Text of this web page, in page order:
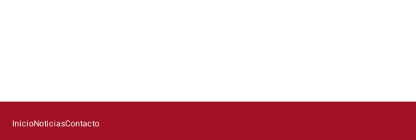
InicioNoticiasContacto